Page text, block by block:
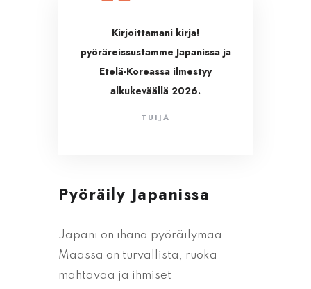
Kirjoittamani kirja!
pyöräreissustamme Japanissa ja
Etelä-Koreassa ilmestyy
alkukeväällä 2026.
TUIJA
Pyöräily Japanissa
Japani on ihana pyöräilymaa.
Maassa on turvallista, ruoka
mahtavaa ja ihmiset